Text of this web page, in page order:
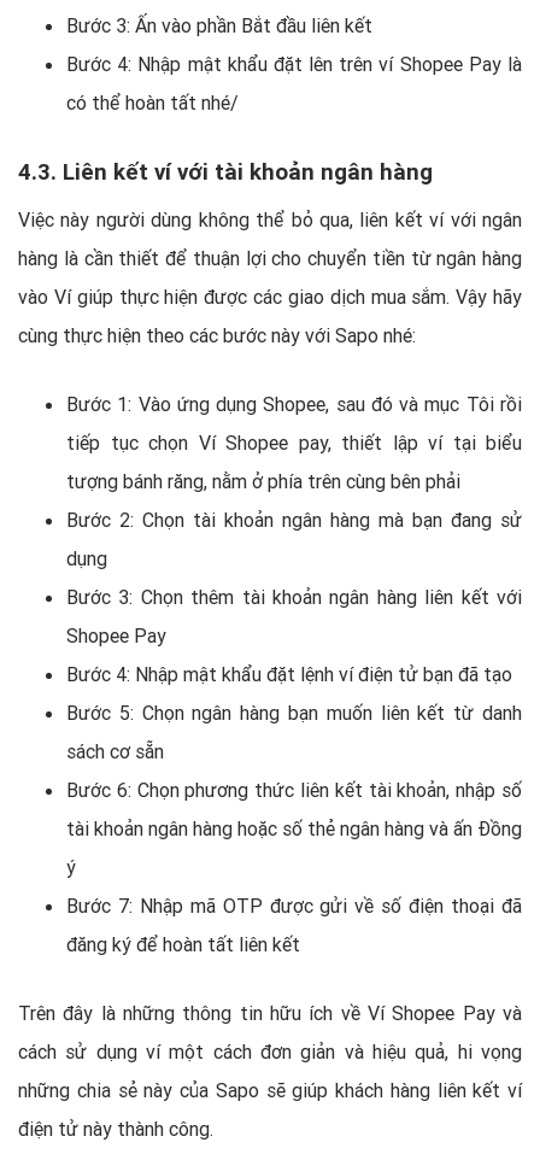
Bước 3: Ấn vào phần Bắt đầu liên kết
Bước 4: Nhập mật khẩu đặt lên trên ví Shopee Pay là
có thể hoàn tất nhé/
4.3. Liên kết ví với tài khoản ngân hàng
Việc này người dùng không thể bỏ qua, liên kết ví với ngân
hàng là cần thiết để thuận lợi cho chuyển tiền từ ngân hàng
vào Ví giúp thực hiện được các giao dịch mua sắm. Vậy hãy
cùng thực hiện theo các bước này với Sapo nhé:
Bước 1: Vào ứng dụng Shopee, sau đó và mục Tôi rồi
tiếp tục chọn Ví Shopee pay, thiết lập ví tại biểu
tượng bánh răng, nằm ở phía trên cùng bên phải
Bước 2: Chọn tài khoản ngân hàng mà bạn đang sử
dụng
Bước 3: Chọn thêm tài khoản ngân hàng liên kết với
Shopee Pay
Bước 4: Nhập mật khẩu đặt lệnh ví điện tử bạn đã tạo
Bước 5: Chọn ngân hàng bạn muốn liên kết từ danh
sách cơ sẵn
Bước 6: Chọn phương thức liên kết tài khoản, nhập số
tài khoản ngân hàng hoặc số thẻ ngân hàng và ấn Đồng
ý
Bước 7: Nhập mã OTP được gửi về số điện thoại đã
đăng ký để hoàn tất liên kết
Trên đây là những thông tin hữu ích về Ví Shopee Pay và
cách sử dụng ví một cách đơn giản và hiệu quả, hi vọng
những chia sẻ này của Sapo sẽ giúp khách hàng liên kết ví
điện tử này thành công.